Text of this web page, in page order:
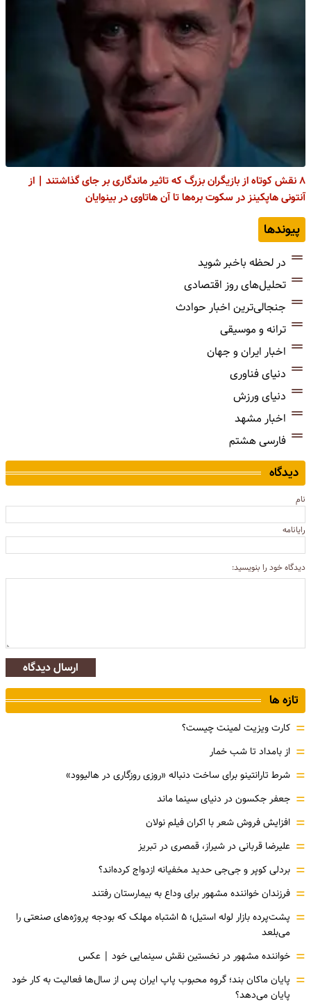
۸ نقش کوتاه از بازیگران بزرگ که تاثیر ماندگاری بر جای گذاشتند | از
آنتونی هاپکینز در سکوت بره‌ها تا آن هاتاوی در بینوایان
پیوندها
در لحظه باخبر شوید
تحلیل‌های روز اقتصادی
جنجالی‌ترین اخبار حوادث
ترانه و موسیقی
اخبار ایران و جهان
دنیای فناوری
دنیای ورزش
اخبار مشهد
فارسی هشتم
دیدگاه
نام
رایانامه
دیدگاه خود را بنویسید:
ارسال دیدگاه
تازه ها
= کارت ویزیت لمینت چیست؟
= از بامداد تا شب خمار
= شرط تارانتینو برای ساخت دنباله «روزی روزگاری در هالیوود»
= جعفر جکسون در دنیای سینما ماند
= افزایش فروش شعر با اکران فیلم نولان
= علیرضا قربانی در شیراز، قمصری در تبریز
= بردلی کوپر و جی‌جی حدید مخفیانه ازدواج کرده‌اند؟
= فرزندان خواننده مشهور برای وداع به بیمارستان رفتند
=
پشت‌پرده بازار لوله استیل؛ ۵ اشتباه مهلک که بودجه پروژه‌های صنعتی را
می‌بلعد
= خواننده مشهور در نخستین نقش سینمایی خود |‌ عکس
= پایان ماکان بند؛ گروه محبوب پاپ ایران پس از سال‌ها فعالیت به کار خود
پایان می‌دهد؟